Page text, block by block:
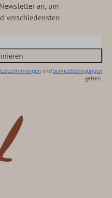
an, um
verschiedensten
und Servicebedingungen
gelten.